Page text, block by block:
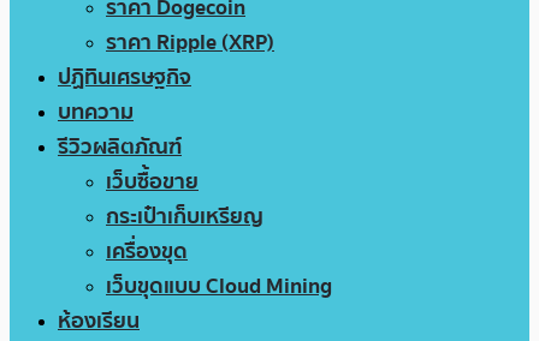
ราคา Dogecoin
ราคา Ripple (XRP)
ปฏิทินเศรษฐกิจ
บทความ
รีวิวผลิตภัณฑ์
เว็บซื้อขาย
กระเป๋าเก็บเหรียญ
เครื่องขุด
เว็บขุดแบบ Cloud Mining
ห้องเรียน